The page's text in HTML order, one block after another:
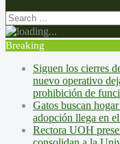
Breaking
Siguen los cierres
nuevo operativo
prohibición de
Gatos buscan
adopción llega en
Rectora UOH